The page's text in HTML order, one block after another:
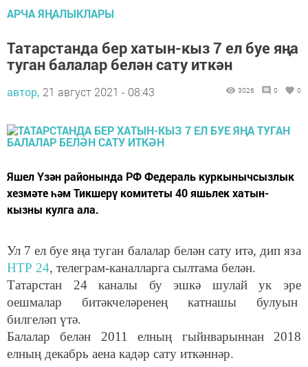
АРЧА ЯҢАЛЫКЛАРЫ
Татарстанда бер хатын-кыз 7 ел буе яңа
туган балалар белән сату иткән
автор, 21 август 2021 - 08:43 3026 0 0
Яшел Үзән районында РФ Федераль куркынычсызлык
хезмәте һәм Тикшерү комитеты 40 яшьлек хатын-
кызны кулга ала.
Ул 7 ел буе яңа туган балалар белән сату итә, дип яза
НТР 24, телеграм-каналларга сылтама белән.
Татарстан 24 каналы бу эшкә шулай ук эре
оешмалар битәкчеләренең катнашы булуын
билгеләп үтә.
Балалар белән 2011 елның гыйнварыннан 2018
елның декабрь аена кадәр сату иткәннәр.